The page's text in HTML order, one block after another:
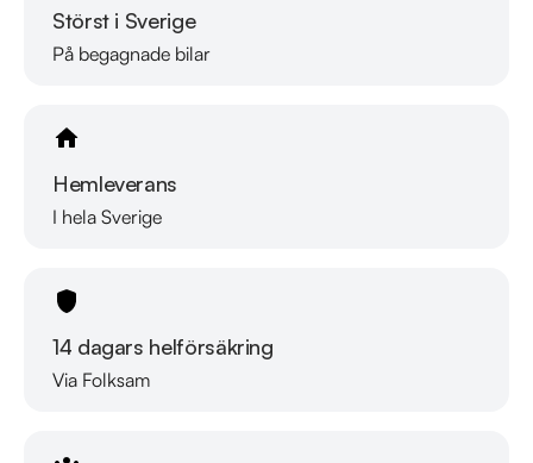
Störst i Sverige
På begagnade bilar
Hemleverans
I hela Sverige
14 dagars helförsäkring
Via Folksam